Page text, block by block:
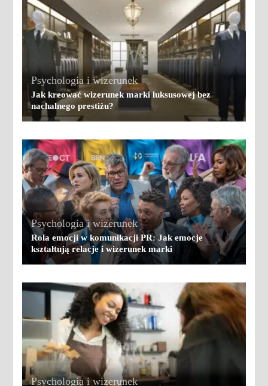
Psychologia i wizerunek
Jak kreować wizerunek marki luksusowej bez
nachalnego prestiżu?
Psychologia i wizerunek
Rola emocji w komunikacji PR: Jak emocje
kształtują relacje i wizerunek marki
Psychologia i wizerunek